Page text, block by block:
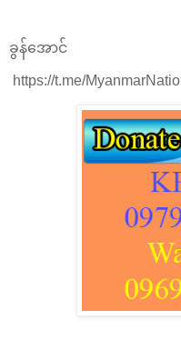
ခွန်အောင်
https://t.me/